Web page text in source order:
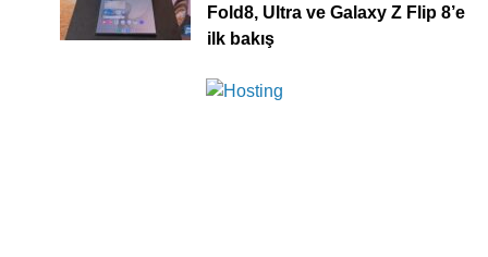
Fold8, Ultra ve Galaxy Z Flip 8’e
ilk bakış